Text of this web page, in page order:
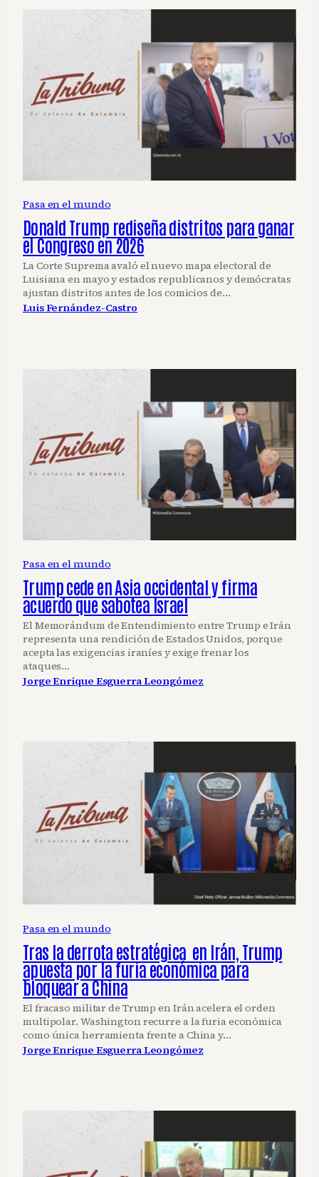
Pasa en el mundo
Donald Trump rediseña distritos para ganar
el Congreso en 2026
La Corte Suprema avaló el nuevo mapa electoral de
Luisiana en mayo y estados republicanos y demócratas
ajustan distritos antes de los comicios de…
Luis Fernández-Castro
Pasa en el mundo
Trump cede en Asia occidental y firma
acuerdo que sabotea Israel
El Memorándum de Entendimiento entre Trump e Irán
representa una rendición de Estados Unidos, porque
acepta las exigencias iraníes y exige frenar los
ataques…
Jorge Enrique Esguerra Leongómez
Pasa en el mundo
Tras la derrota estratégica en Irán, Trump
apuesta por la furia económica para
bloquear a China
El fracaso militar de Trump en Irán acelera el orden
multipolar. Washington recurre a la furia económica
como única herramienta frente a China y…
Jorge Enrique Esguerra Leongómez